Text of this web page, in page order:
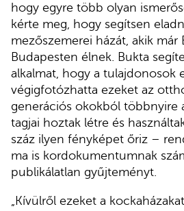
hogy egyre több olyan
kérte meg, hogy segítsen
mezőszemerei házát, akik már
Budapesten élnek. Bukta
alkalmat, hogy a tulajdonosok
végigfotózhatta ezeket az
generációs okokból többnyire
tagjai hoztak létre és
száz ilyen fényképet őriz –
ma is kordokumentumnak
publikálatlan gyűjteményt.
„Kívülről ezeket a